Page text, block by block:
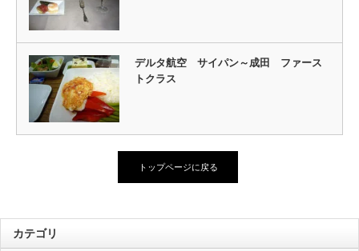
デルタ航空 サイパン～成田 ファース
トクラス
トップページに戻る
カテゴリ